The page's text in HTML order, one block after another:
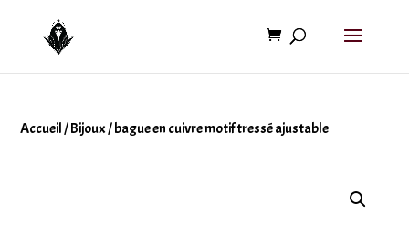
Accueil/Bijoux/ bague en cuivre motif tressé ajustable